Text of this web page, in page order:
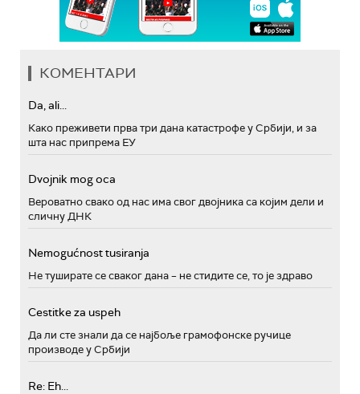
КОМЕНТАРИ
Da, ali...
Како преживети прва три дана катастрофе у Србији, и за
шта нас припрема ЕУ
Dvojnik mog oca
Вероватно свако од нас има свог двојника са којим дели и
сличну ДНК
Nemogućnost tusiranja
Не туширате се сваког дана – не стидите се, то је здраво
Cestitke za uspeh
Да ли сте знали да се најбоље грамофонске ручице
производе у Србији
Re: Eh...